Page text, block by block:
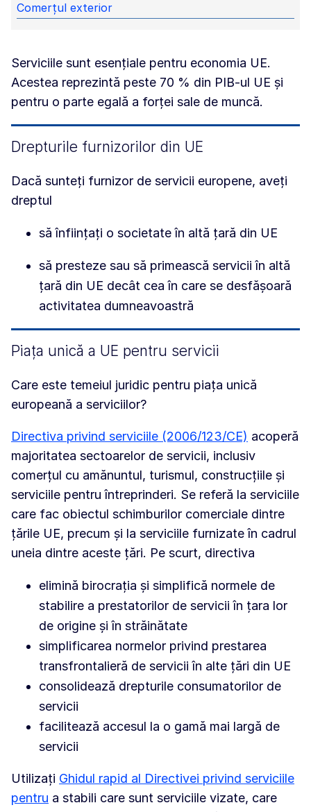
Comerțul exterior
Serviciile sunt esențiale pentru economia UE.
Acestea reprezintă peste 70 % din PIB-ul UE și
pentru o parte egală a forței sale de muncă.
Drepturile furnizorilor din UE
Dacă sunteți furnizor de servicii europene, aveți
dreptul
să înființați o societate în altă țară din UE
să presteze sau să primească servicii în altă
țară din UE decât cea în care se desfășoară
activitatea dumneavoastră
Piața unică a UE pentru servicii
Care este temeiul juridic pentru piața unică
europeană a serviciilor?
Directiva privind serviciile (2006/123/CE) acoperă
majoritatea sectoarelor de servicii, inclusiv
comerțul cu amănuntul, turismul, construcțiile și
serviciile pentru întreprinderi. Se referă la serviciile
care fac obiectul schimburilor comerciale dintre
țările UE, precum și la serviciile furnizate în cadrul
uneia dintre aceste țări. Pe scurt, directiva
elimină birocrația și simplifică normele de
stabilire a prestatorilor de servicii în țara lor
de origine și în străinătate
simplificarea normelor privind prestarea
transfrontalieră de servicii în alte țări din UE
consolidează drepturile consumatorilor de
servicii
facilitează accesul la o gamă mai largă de
servicii
Utilizați Ghidul rapid al Directivei privind serviciile
pentru a stabili care sunt serviciile vizate, care